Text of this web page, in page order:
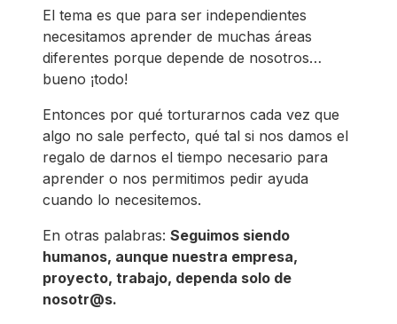
El tema es que para ser independientes
necesitamos aprender de muchas áreas
diferentes porque depende de nosotros…
bueno ¡todo!
Entonces por qué torturarnos cada vez que
algo no sale perfecto, qué tal si nos damos el
regalo de darnos el tiempo necesario para
aprender o nos permitimos pedir ayuda
cuando lo necesitemos.
En otras palabras: Seguimos siendo
humanos, aunque nuestra empresa,
proyecto, trabajo, dependa solo de
nosotr@s.